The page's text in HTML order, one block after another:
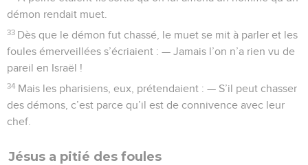
démon rendait muet.
33 Dès que le démon fut chassé, le muet se mit à parler et les
foules émerveillées s’écriaient : — Jamais l’on n’a rien vu de
pareil en Israël !
34 Mais les pharisiens, eux, prétendaient : — S’il peut chasser
des démons, c’est parce qu’il est de connivence avec leur
chef.
Jésus a pitié des foules